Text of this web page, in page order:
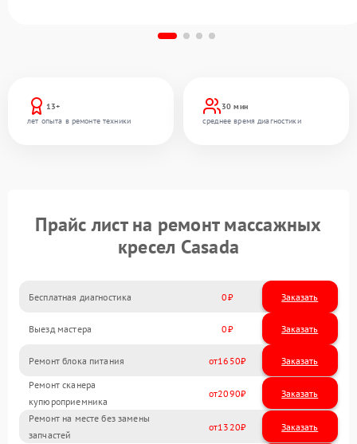
13+
лет опыта в ремонте техники
30 мин
среднее время диагностики
Прайс лист на ремонт массажных
кресел Casada
Бесплатная диагностика 0 Заказать
Выезд мастера 0 Заказать
Ремонт блока питания 1650
Ремонт сканера
купюроприемника
2090
Ремонт на месте без замены
запчастей
1320